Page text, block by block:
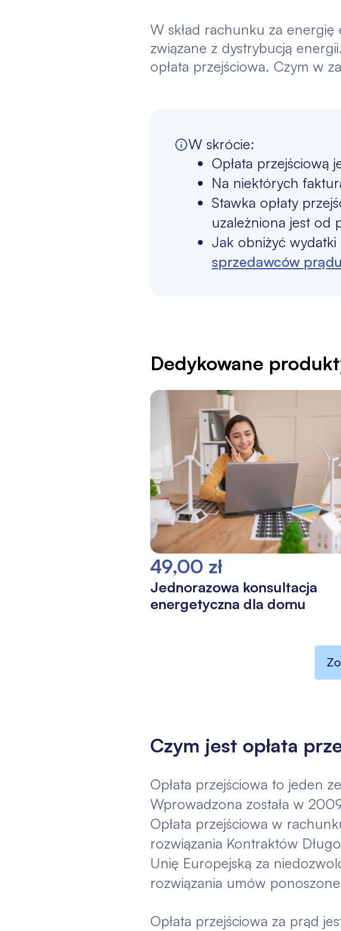
W skład rachunku za
związane z dystrybucją
opłata przejściowa. Czym w
W skrócie:
Opłata przejściową
Na niektórych
Stawka opłaty
uzależniona jest od
Jak obniżyć
sprzedawców prądu
Dedykowane
49,00 zł
Jednorazowa konsultacja
energetyczna dla domu
Czym jest opłata
Opłata przejściowa to jeden
Wprowadzona została w
Opłata przejściowa w
rozwiązania Kontraktów
Unię Europejską za
rozwiązania umów
Opłata przejściowa za prąd